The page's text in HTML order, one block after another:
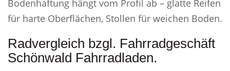
Bodenhaftung hängt vom Profil ab – glatte Reifen
für harte Oberflächen, Stollen für weichen Boden.
Radvergleich bzgl. Fahrradgeschäft
Schönwald Fahrradladen.